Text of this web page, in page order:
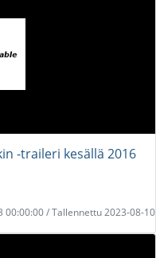
-traileri kesällä 2016
00:00:00 / Tallennettu 2023-08-10